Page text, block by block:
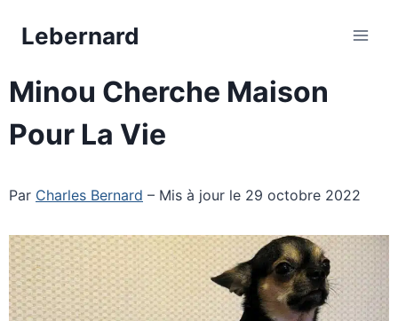
Lebernard
Minou Cherche Maison
Pour La Vie
Par Charles Bernard – Mis à jour le 29 octobre 2022